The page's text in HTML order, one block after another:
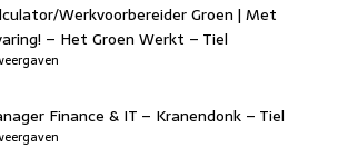
Werkvoorbereider Groen | Met
– Het Groen Werkt – Tiel
Finance & IT – Kranendonk – Tiel